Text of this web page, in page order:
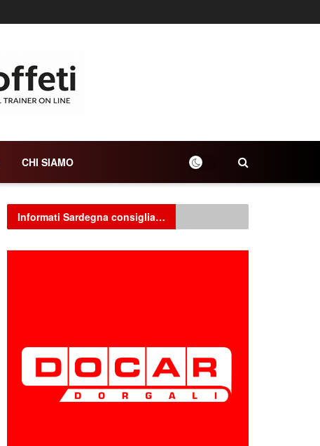
CHI SIAMO
Informati Sardegna consiglia…